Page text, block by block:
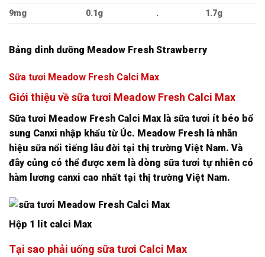
9mg
0.1g . 1.7g
Bảng dinh dưỡng Meadow Fresh Strawberry
Sữa tươi Meadow Fresh Calci Max
Giới thiệu về sữa tươi Meadow Fresh Calci Max
Sữa tươi Meadow Fresh Calci Max là sữa tươi ít béo bổ
sung Canxi nhập khẩu từ Úc. Meadow Fresh là nhãn
hiệu sữa nổi tiếng lâu đời tại thị trường Việt Nam. Và
đây củng có thể được xem là dòng sữa tươi tự nhiên có
hàm lương canxi cao nhất tại thị trường Việt Nam.
Hộp 1 lít calci Max
Tại sao phải uống sữa tươi Calci Max